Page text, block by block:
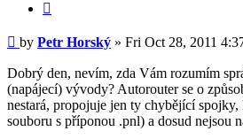
Post
by Petr Horský » Fri Oct 28, 2011
Dobrý den, nevím, zda Vám rozumím
(napájecí) vývody? Autorouter se o
nestará, propojuje jen ty chybějící
souboru s příponou .pnl) a dosud nejsou